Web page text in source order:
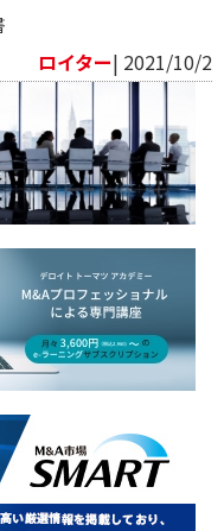
ロイター| 2021/10/2